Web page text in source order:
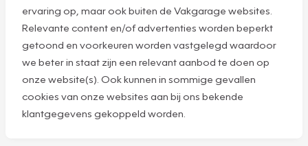
ervaring op, maar ook buiten de Vakgarage websites.
Relevante content en/of advertenties worden beperkt
getoond en voorkeuren worden vastgelegd waardoor
we beter in staat zijn een relevant aanbod te doen op
onze website(s). Ook kunnen in sommige gevallen
cookies van onze websites aan bij ons bekende
klantgegevens gekoppeld worden.